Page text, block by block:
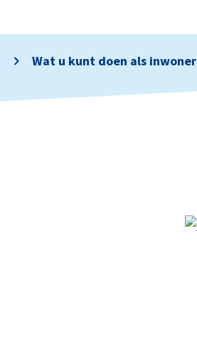
Wat u kunt doen als inwoner